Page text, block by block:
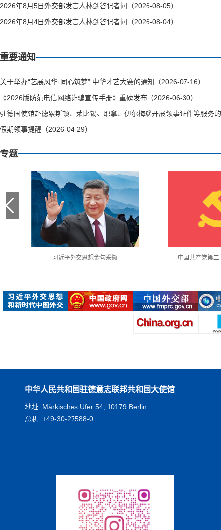
2026年8月5日外交部发言人林剑答记者问（2026-08-05）
2026年8月4日外交部发言人林剑答记者问（2026-08-04）
重要通知
关于举办“艺展风华·同心筑梦” 中华才艺大赛的通知（2026-07-16）
《2026版防范电信网络诈骗宣传手册》重磅发布（2026-06-30）
驻德国使馆赴德累斯顿、莱比锡、耶拿、伊尔梅瑙开展领事证件等服务
假期领事提醒（2026-04-29）
专题
中国共产党第二十次全国代表大会 使馆月度
中华人民共和国驻德意志联邦共和国大使馆
地址: Märkisches Ufer 54, 10179 Berlin
总机: +49-30-27588-0